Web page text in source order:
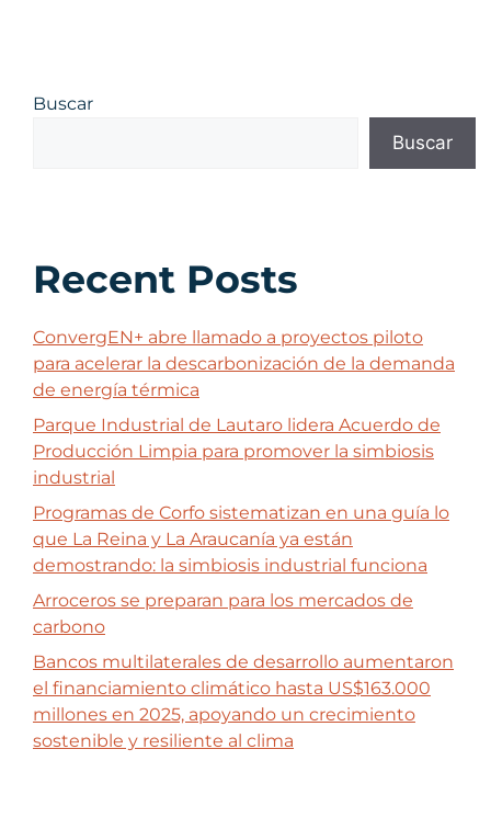
Buscar
Buscar
Recent Posts
ConvergEN+ abre llamado a proyectos piloto
para acelerar la descarbonización de la demanda
de energía térmica
Parque Industrial de Lautaro lidera Acuerdo de
Producción Limpia para promover la simbiosis
industrial
Programas de Corfo sistematizan en una guía lo
que La Reina y La Araucanía ya están
demostrando: la simbiosis industrial funciona
Arroceros se preparan para los mercados de
carbono
Bancos multilaterales de desarrollo aumentaron
el financiamiento climático hasta US$163.000
millones en 2025, apoyando un crecimiento
sostenible y resiliente al clima